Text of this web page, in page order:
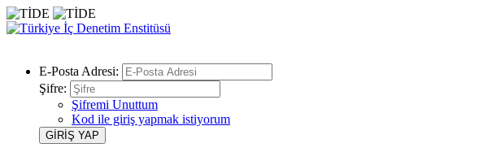
E-Posta Adresi:
Şifre:
Şifremi Unuttum
Kod ile giriş yapmak istiyorum